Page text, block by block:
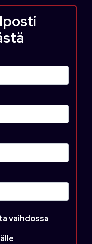
vaihdossa